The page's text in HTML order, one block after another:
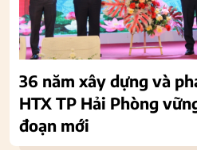
36 năm xây dựng và
HTX TP Hải Phòng
đoạn mới